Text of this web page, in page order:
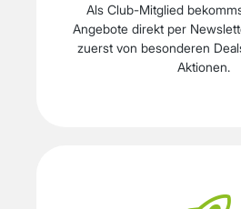
Als Club-Mitglied
Angebote direkt per
zuerst von besonderen
Aktionen.